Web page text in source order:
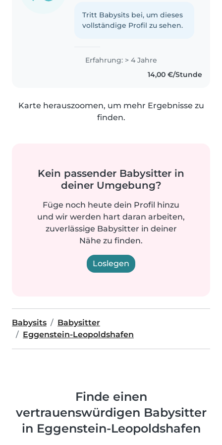
Tritt Babysits bei, um dieses
vollständige Profil zu sehen.
Erfahrung: > 4 Jahre
14,00 €/Stunde
Karte herauszoomen, um mehr Ergebnisse zu
finden.
Kein passender Babysitter in
deiner Umgebung?
Füge noch heute dein Profil hinzu
und wir werden hart daran arbeiten,
zuverlässige Babysitter in deiner
Nähe zu finden.
Loslegen
Babysits
Babysitter
Eggenstein-Leopoldshafen
Finde einen
vertrauenswürdigen Babysitter
in Eggenstein-Leopoldshafen